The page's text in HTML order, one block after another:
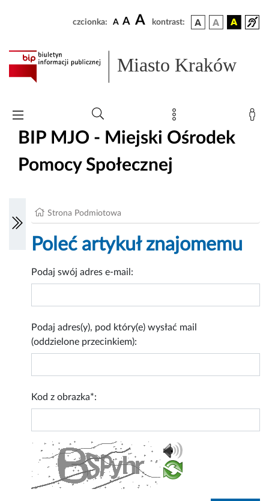
czcionka: A A A kontrast:
Miasto Kraków
BIP MJO - Miejski Ośrodek
Pomocy Społecznej
Strona Podmiotowa
Poleć artykuł znajomemu
Podaj swój adres e-mail:
Podaj adres(y), pod który(e) wysłać mail
(oddzielone przecinkiem):
Kod z obrazka*: